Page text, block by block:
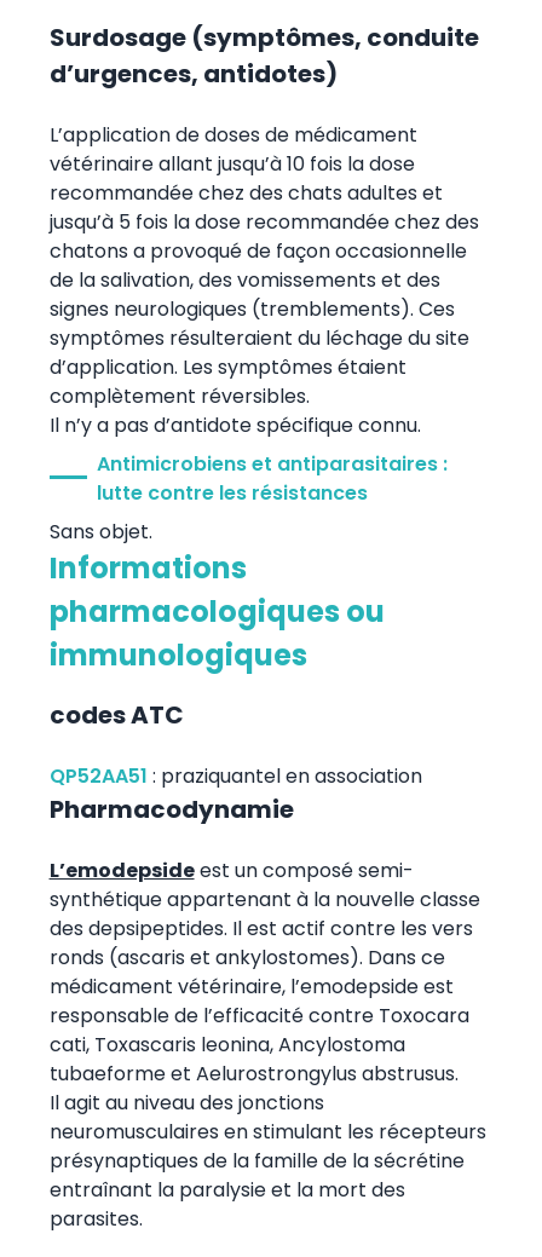
Surdosage (symptômes, conduite
d’urgences, antidotes)
L’application de doses de médicament
vétérinaire allant jusqu’à 10 fois la dose
recommandée chez des chats adultes et
jusqu’à 5 fois la dose recommandée chez des
chatons a provoqué de façon occasionnelle
de la salivation, des vomissements et des
signes neurologiques (tremblements). Ces
symptômes résulteraient du léchage du site
d’application. Les symptômes étaient
complètement réversibles.
Il n’y a pas d’antidote spécifique connu.
Antimicrobiens et antiparasitaires :
lutte contre les résistances
Sans objet.
Informations
pharmacologiques ou
immunologiques
codes ATC
QP52AA51 : praziquantel en association
Pharmacodynamie
L’emodepsideest un composé semi-
synthétique appartenant à la nouvelle classe
des depsipeptides. Il est actif contre les vers
ronds (ascaris et ankylostomes). Dans ce
médicament vétérinaire, l’emodepside est
responsable de l’efficacité contre Toxocara
cati, Toxascaris leonina, Ancylostoma
tubaeforme et Aelurostrongylus abstrusus.
Il agit au niveau des jonctions
neuromusculaires en stimulant les récepteurs
présynaptiques de la famille de la sécrétine
entraînant la paralysie et la mort des
parasites.